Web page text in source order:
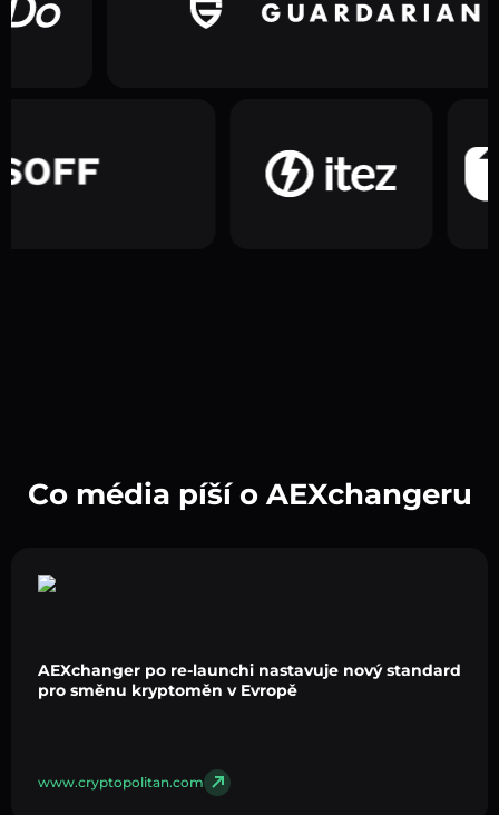
Co média píší o AEXchangeru
AEXchanger po re-launchi nastavuje nový standard
pro směnu kryptoměn v Evropě
www.cryptopolitan.com